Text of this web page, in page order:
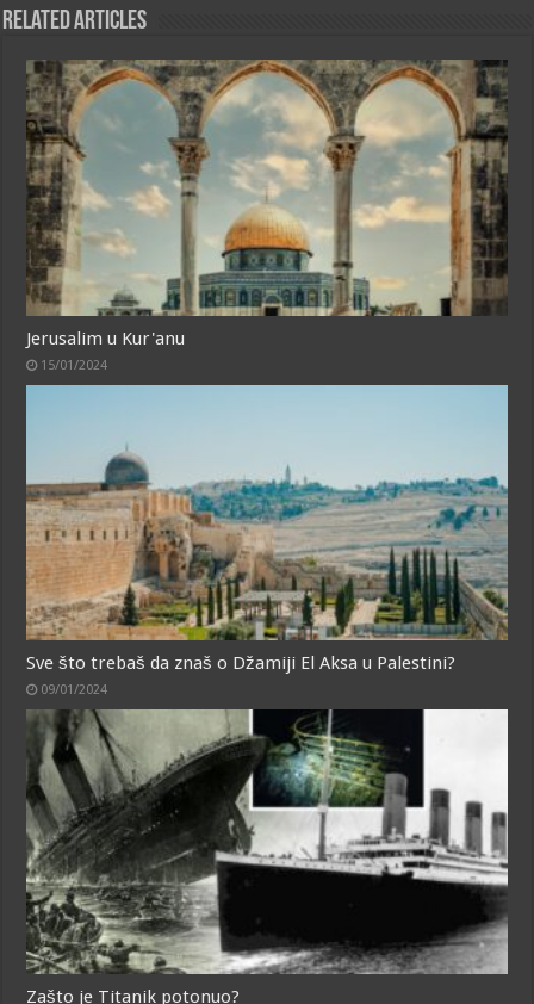
Related Articles
Jerusalim u Kur'anu
15/01/2024
Sve što trebaš da znaš o Džamiji El Aksa u Palestini?
09/01/2024
Zašto je Titanik potonuo?